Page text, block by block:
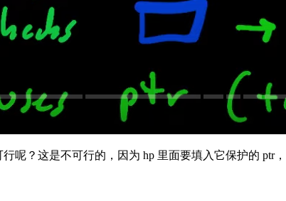
呢？这是不可行的，因为 hp 里面要填入它保护的 ptr，